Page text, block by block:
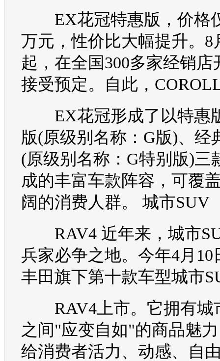
EX花冠特惠版，价格
万元，性价比大幅提升。8
起，在全国300多家经销店
接受预定。自此，
EX花冠形成了以特惠
版(原级别名称：G版)、经
(原级别名称：G特别版)三
成的丰富车款阵容，可覆
阔的消费人群。 城市SUV
RAV4 近年来，城市
兵家必争之地。今年4月10
丰田旗下第十款车型城市
RAV4 上市。它拥有
之间"应变自如"的商品魅
给消费者活力、动感、自